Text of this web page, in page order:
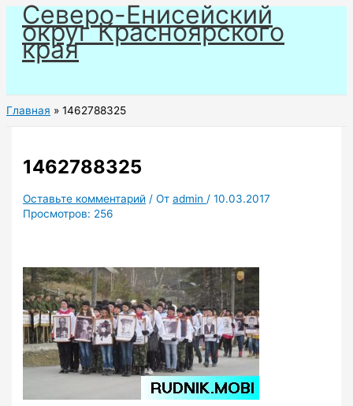
Перейти
содержимому
Северо-Енисейский
округ Красноярского
края
Главная 1462788325
1462788325
Оставьте комментарий / Отadmin /10.03.2017
Просмотров: 256